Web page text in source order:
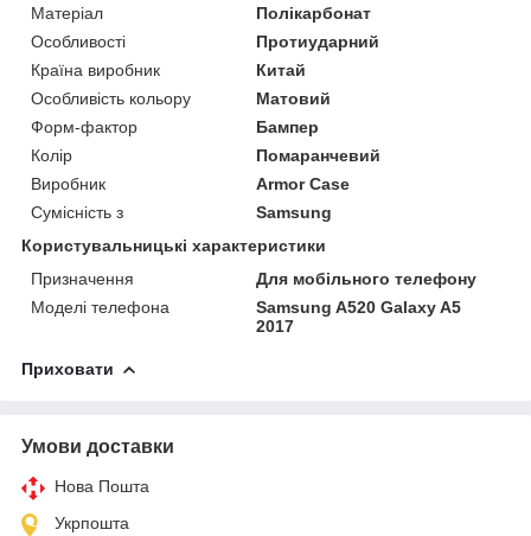
Матеріал
Полікарбонат
Особливості
Протиударний
Країна виробник
Китай
Особливість кольору
Матовий
Форм-фактор
Бампер
Колір
Помаранчевий
Виробник
Armor Case
Сумісність з
Samsung
Користувальницькі характеристики
Призначення
Для мобільного телефону
Моделі телефона
Samsung A520 Galaxy A5
2017
Приховати
Умови доставки
Нова Пошта
Укрпошта